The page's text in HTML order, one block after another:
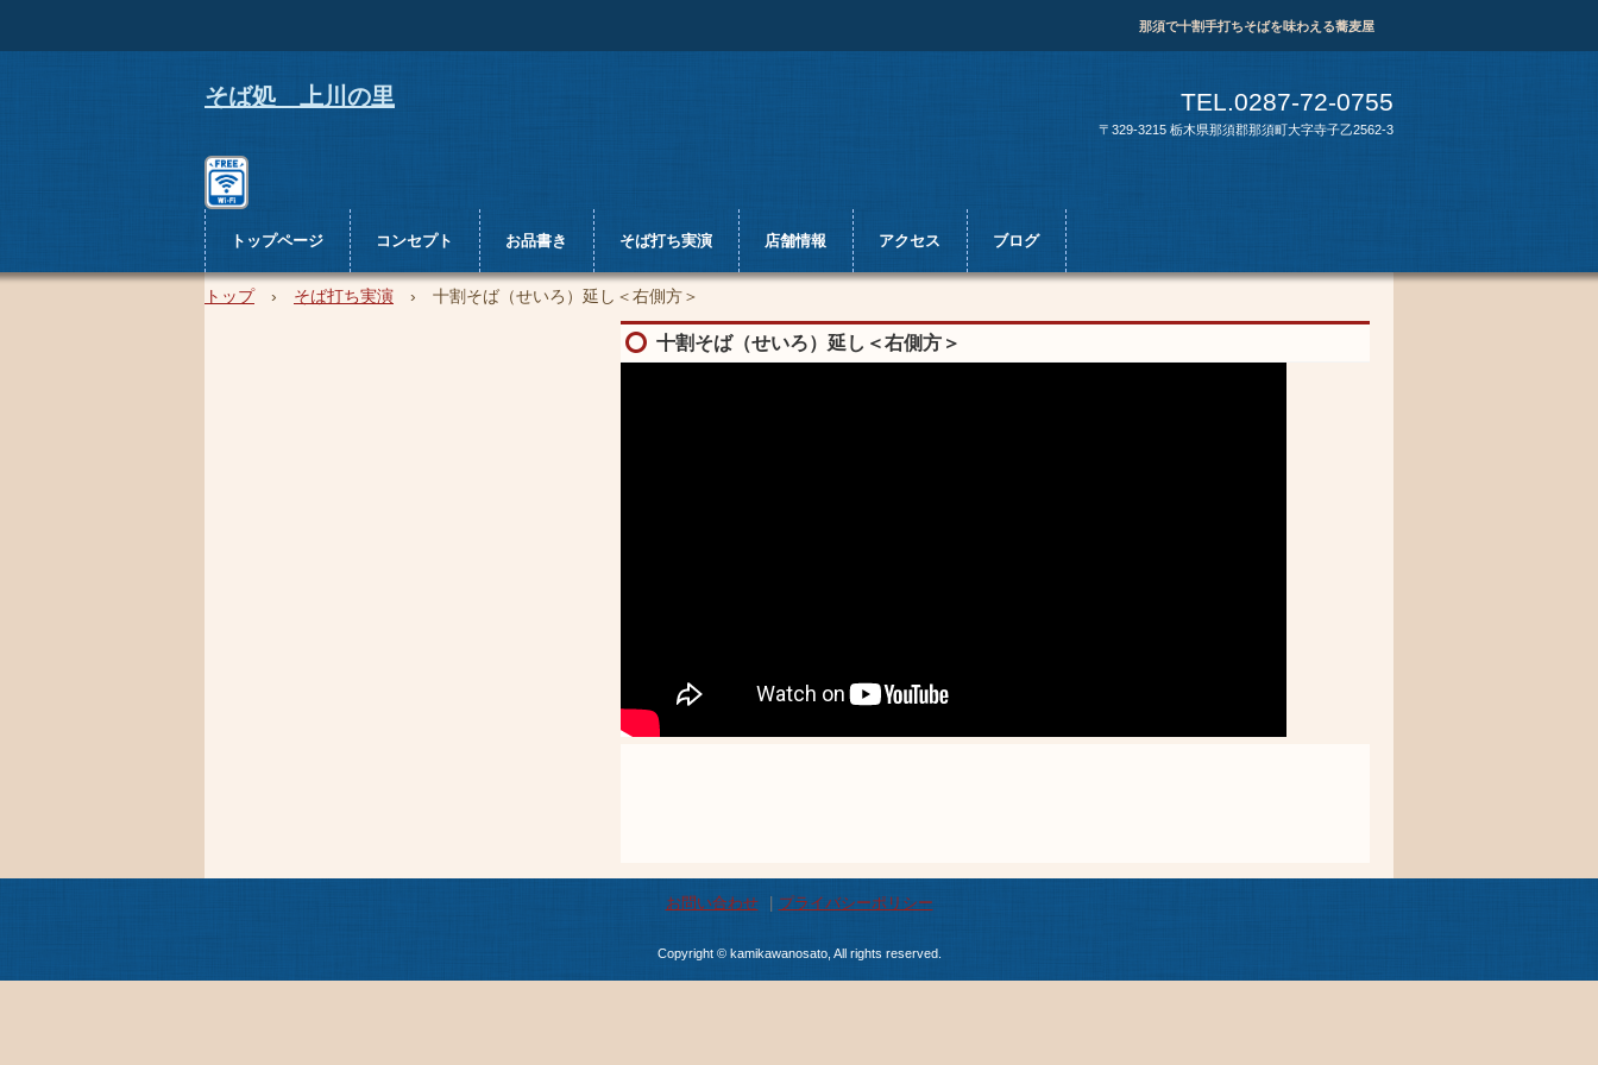
そば処 上川の里
那須で十割手打ちそばを味わえる蕎麦屋
TEL.0287-72-0755
〒329-3215 栃木県那須郡那須町大字寺子乙2562-3
トップページ コンセプト お品書き そば打ち実演 店舗情報 アクセス ブログ
トップ › そば打ち実演 › 十割そば（せいろ）延し＜右側方＞
十割そば（せいろ）延し＜右側方＞
お問い合わせ プライバシーポリシー
Copyright © kamikawanosato, All rights reserved.